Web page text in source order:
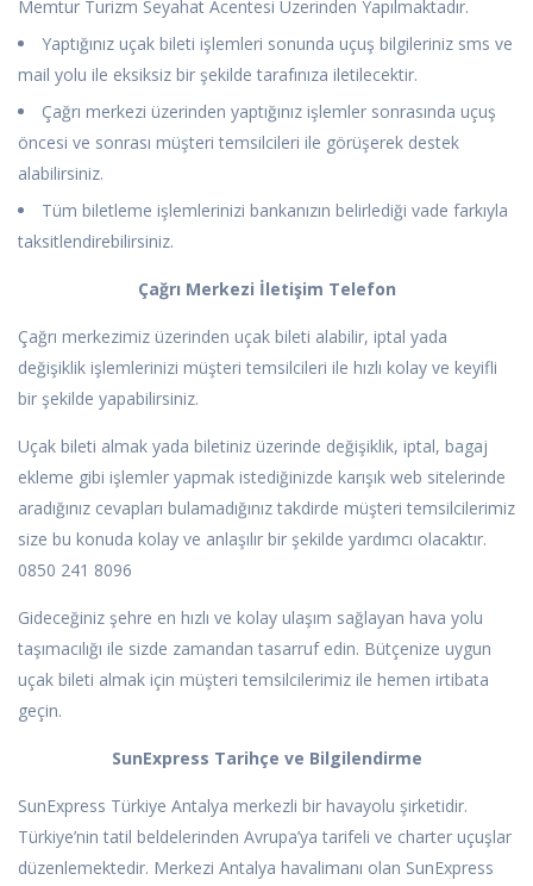
Memtur Turizm Seyahat Acentesi Üzerinden Yapılmaktadır.
Yaptığınız uçak bileti işlemleri sonunda uçuş bilgileriniz sms ve
mail yolu ile eksiksiz bir şekilde tarafınıza iletilecektir.
Çağrı merkezi üzerinden yaptığınız işlemler sonrasında uçuş
öncesi ve sonrası müşteri temsilcileri ile görüşerek destek
alabilirsiniz.
Tüm biletleme işlemlerinizi bankanızın belirlediği vade farkıyla
taksitlendirebilirsiniz.
Çağrı Merkezi İletişim Telefon
Çağrı merkezimiz üzerinden uçak bileti alabilir, iptal yada
değişiklik işlemlerinizi müşteri temsilcileri ile hızlı kolay ve keyifli
bir şekilde yapabilirsiniz.
Uçak bileti almak yada biletiniz üzerinde değişiklik, iptal, bagaj
ekleme gibi işlemler yapmak istediğinizde karışık web sitelerinde
aradığınız cevapları bulamadığınız takdirde müşteri temsilcilerimiz
size bu konuda kolay ve anlaşılır bir şekilde yardımcı olacaktır.
0850 241 8096
Gideceğiniz şehre en hızlı ve kolay ulaşım sağlayan hava yolu
taşımacılığı ile sizde zamandan tasarruf edin. Bütçenize uygun
uçak bileti almak için müşteri temsilcilerimiz ile hemen irtibata
geçin.
SunExpress Tarihçe ve Bilgilendirme
SunExpress Türkiye Antalya merkezli bir havayolu şirketidir.
Türkiye’nin tatil beldelerinden Avrupa’ya tarifeli ve charter uçuşlar
düzenlemektedir. Merkezi Antalya havalimanı olan SunExpress